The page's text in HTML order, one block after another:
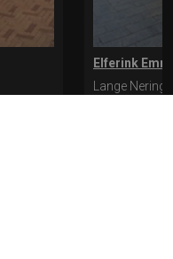
Elferink
Lange Nering